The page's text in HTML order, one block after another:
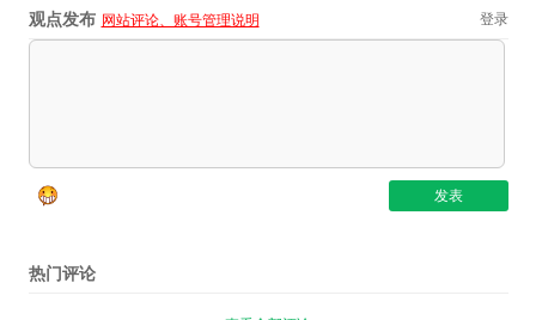
观点发布 网站评论、账号管理说明 登录
热门评论